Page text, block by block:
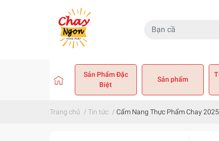
Sản Phẩm Đặc
Biệt
Sản phẩm
Trang chủ / Tin tức / Cẩm Nang Thực Phẩm Chay